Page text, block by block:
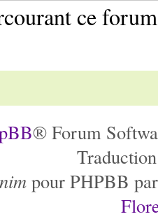
ce
® Forum
pour PHPBB